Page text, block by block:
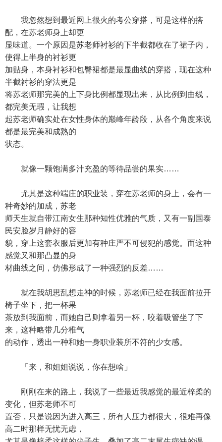
我忽然想到最近网上很火的考公穿搭，可是这样的搭
配，在苏老师身上却更
显味道。一个原因是苏老师衬衫的下半截都收在了裙子内，
使得上半身的衬衫更
加贴身，本身衬衫和包臀裙都是最显曲线的穿搭，现在这种
半截衬衫的穿法更是
将苏老师那完美的上下身比例都显现出来，从比例到曲线，
都完美无瑕，让我想
起苏老师确实处在女性身体的巅峰年龄段，从各个角度来说
都是最完美和成熟的
状态。
就像一颗饱满多汁充盈的等待品尝的果实……
尤其是这种端庄的职业装，穿在苏老师的身上，会有一
种奇妙的加成，苏老
师天生就自带江南女生那种知性优雅的气质，又有一副国泰
民安脸岁月静好的容
貌，穿上这套衣服后更加有种庄严不可侵犯的感觉。而这种
感觉又和那凸显的身
材曲线之间，仿佛形成了一种强烈的反差……
就在我胡思乱想走神的时候，苏老师已经在我面前拉开
椅子坐下，把一杯果
茶放到我面前，而她自己则拿着另一杯，咬着吸管坐了下
来，这种略带几分稚气
的动作，透出一种和她一身职业装所不符的少女感。
「来，和姐姐说说，你在想啥」
刚刚在来的路上，我说了一些最近我感觉的最近梓柔的
变化，但苏老师不可
置否，只是说因为进入高三，所有人压力都很大，很难再像
高二时那样无忧无虑，